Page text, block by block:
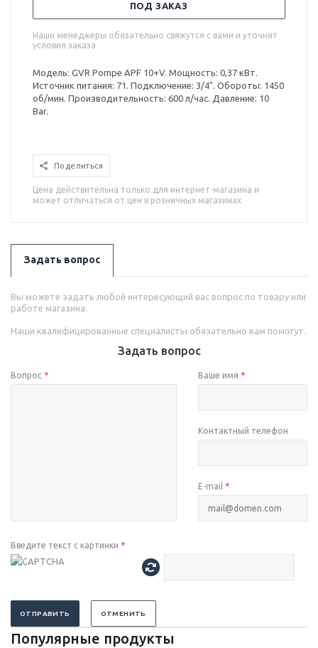
ПОД ЗАКАЗ
Наши менеджеры обязательно свяжутся с вами и уточнят
условия заказа
Модель: GVR Pompe APF 10+V. Мощность: 0,37 кВт.
Источник питания: 71. Подключение: 3/4". Обороты: 1450
об/мин. Производительность: 600 л/час. Давление: 10
Bar.
Поделиться
Цена действительна только для интернет-магазина и
может отличаться от цен в розничных магазинах
Задать вопрос
Вы можете задать любой интересующий вас вопрос по товару или
работе магазина.
Наши квалифицированные специалисты обязательно вам помогут.
Задать вопрос
Вопрос * Ваше имя *
Контактный телефон
E-mail *
Введите текст с картинки *
ОТПРАВИТЬ ОТМЕНИТЬ
Популярные продукты